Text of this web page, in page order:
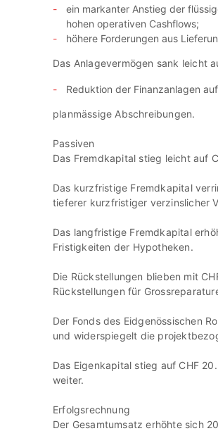
ein markanter Anstieg der
hohen operativen Cashflows;
höhere Forderungen aus
Das Anlagevermögen sank leicht
Reduktion der Finanzanlagen
planmässige Abschreibungen.
Passiven
Das Fremdkapital stieg leicht auf
Das kurzfristige Fremdkapital
tieferer kurzfristiger verzinslicher
Das langfristige Fremdkapital
Fristigkeiten der Hypotheken.
Die Rückstellungen blieben mit
Rückstellungen für
Der Fonds des Eidgenössischen
und widerspiegelt die
Das Eigenkapital stieg auf CHF
weiter.
Erfolgsrechnung
Der Gesamtumsatz erhöhte sich